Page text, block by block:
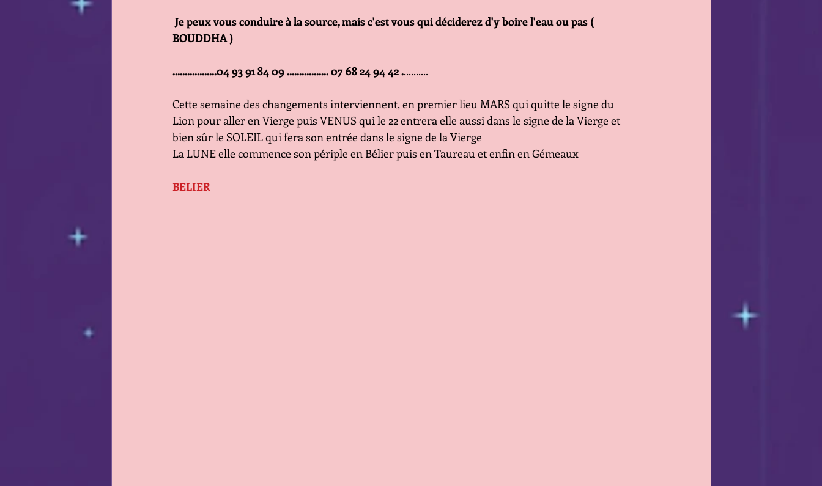
Je peux vous conduire à la source, mais c'est vous qui déciderez d'y boire l'eau ou pas (
BOUDDHA )
..................04 93 91 84 09 ................. 07 68 24 94 42 ...........
Cette semaine des changements interviennent, en premier lieu MARS qui quitte le signe du
Lion pour aller en Vierge puis VENUS qui le 22 entrera elle aussi dans le signe de la Vierge et
bien sûr le SOLEIL qui fera son entrée dans le signe de la Vierge
La LUNE elle commence son périple en Bélier puis en Taureau et enfin en Gémeaux
BELIER